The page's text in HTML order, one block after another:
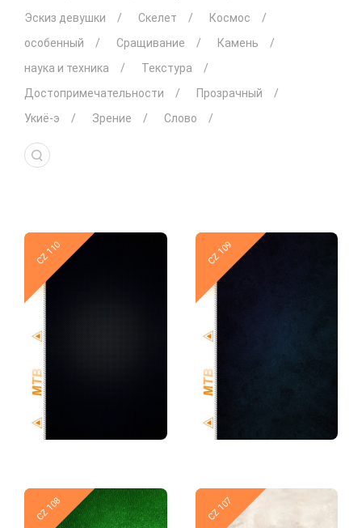
Эскиз девушки
Скелет
Космос
особенный
Сращивание
Камень
наука и техника
Текстура
Достопримечательности
Прозрачный
Укиё-э
Зрение Слово
Новое
CZ 110 Новое
CZ 109
Новое
CZ 108 Новое
CZ 107